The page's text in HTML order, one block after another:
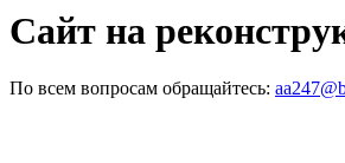
Сайт на
По всем вопросам обращайтесь: